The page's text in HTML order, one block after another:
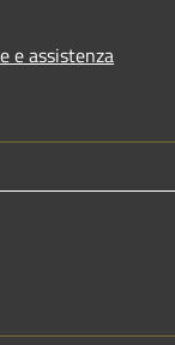
e assistenza